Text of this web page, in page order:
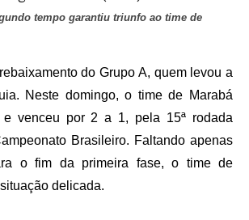
tempo garantiu triunfo ao time de
do Grupo A, quem levou a
Neste domingo, o time de Marabá
e venceu por 2 a 1, pela 15ª rodada
Brasileiro. Faltando apenas
o fim da primeira fase, o time de
delicada.